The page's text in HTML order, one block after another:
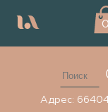
0
Элемент не найден
Адрес: